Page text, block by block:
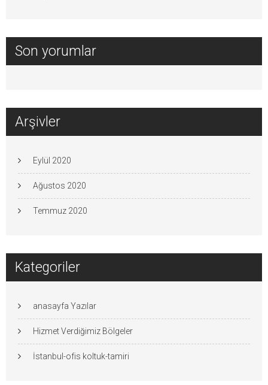
Son yorumlar
Arşivler
Eylül 2020
Ağustos 2020
Temmuz 2020
Kategoriler
anasayfa Yazılar
Hizmet Verdiğimiz Bölgeler
İstanbul-ofis koltuk-tamiri